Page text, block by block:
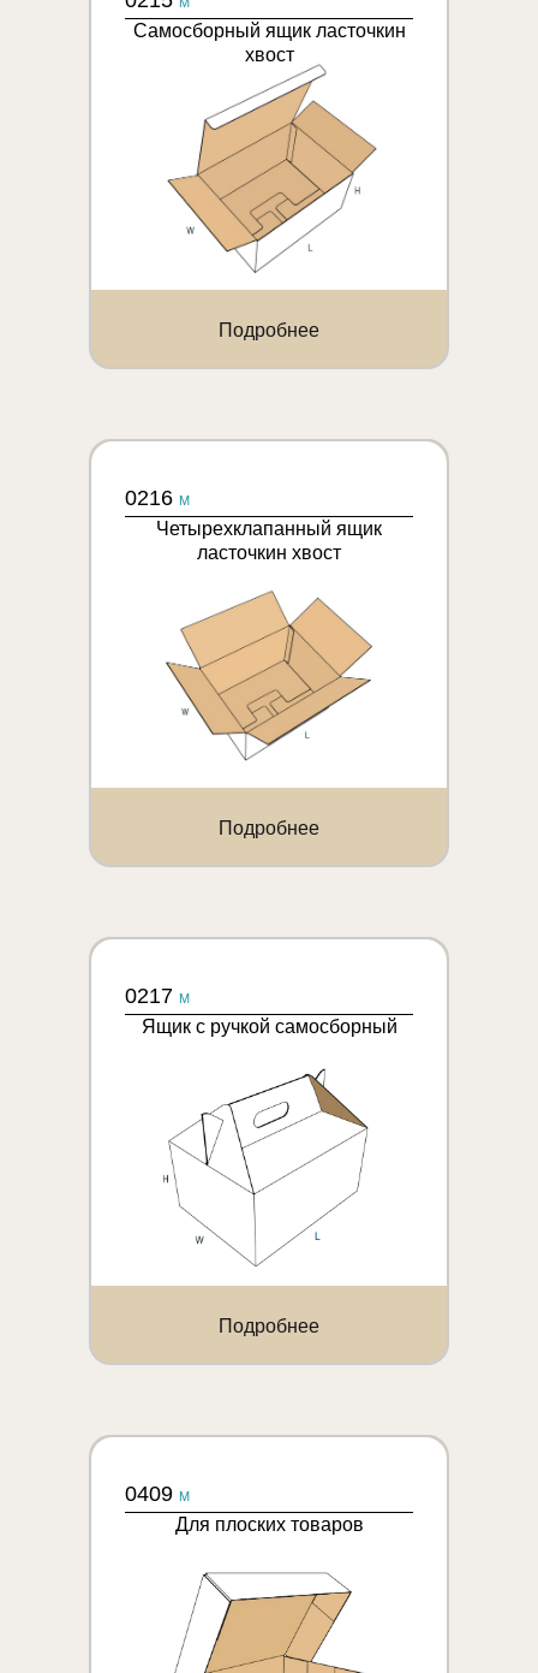
Самосборный ящик ласточкин
хвост
Подробнее
0216 M
Четырехклапанный ящик
ласточкин хвост
Подробнее
0217 M
Ящик с ручкой самосборный
Подробнее
0409 M
Для плоских товаров